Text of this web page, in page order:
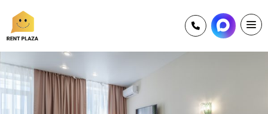
+7 (927) 697 71 02